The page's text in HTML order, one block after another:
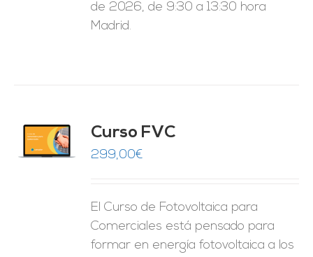
de 2026, de 9:30 a 13:30 hora
Madrid.
Curso FVC
299,00€
El Curso de Fotovoltaica para
Comerciales está pensado para
formar en energía fotovoltaica a los